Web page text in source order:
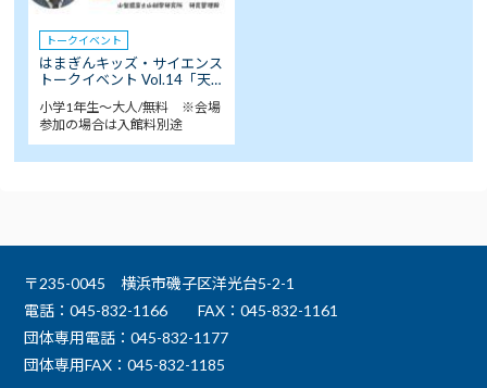
トークイベント
はまぎんキッズ・サイエンス
トークイベント Vol.14「天…
小学1年生～大人/無料 ※会場
参加の場合は入館料別途
〒235-0045 横浜市磯子区洋光台5-2-1
電話：045-832-1166
FAX：045-832-1161
団体専用電話：045-832-1177
団体専用FAX：045-832-1185